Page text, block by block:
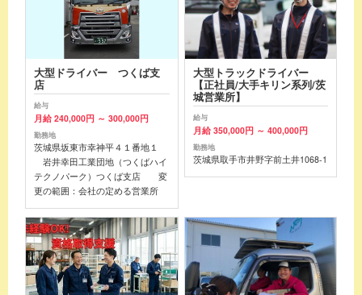
大型ドライバー つくば支
店
給与
月給 240,000円 ～ 300,000円
勤務地
茨城県坂東市幸神平４１番地１
岩井幸田工業団地（つくばハイ
テクノパーク）つくば支店 変
更の範囲：会社の定める営業所
大型トラックドライバー
【正社員/大手キリン系列/茨
城営業所】
給与
月給 350,000円 ～ 400,000円
勤務地
茨城県取手市井野字前土井1068-1